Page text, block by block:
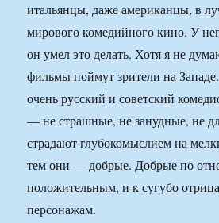
итальянцы, даже американцы, в
мирового комедийного кино. У
он умел это делать. Хотя я не
фильмы поймут зрители на
очень русский и советский
— не страшные, не занудные, не
страдают глубокомыслием на
тем они — добрые. Добрые по
положительным, и к сугубо
персонажам.